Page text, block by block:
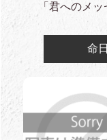
「君へのメ
命